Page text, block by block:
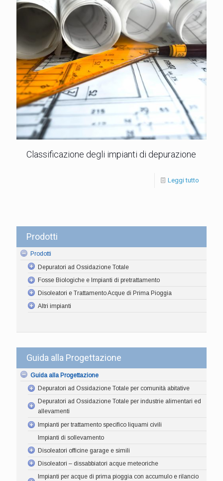
Classificazione degli impianti di depurazione
Leggi tutto
Prodotti
Prodotti
Depuratori ad Ossidazione Totale
Fosse Biologiche e Impianti di pretrattamento
Disoleatori e Trattamento Acque di Prima Pioggia
Altri impianti
Guida alla Progettazione
Guida alla Progettazione
Depuratori ad Ossidazione Totale per comunità abitative
Depuratori ad Ossidazione Totale per industrie alimentari ed
allevamenti
Impianti per trattamento specifico liquami civili
Impianti di sollevamento
Disoleatori officine garage e simili
Disoleatori – dissabbiatori acque meteoriche
Impianti per acque di prima pioggia con accumulo e rilancio